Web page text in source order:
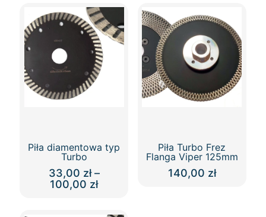
Piła diamentowa typ
Turbo
33,00 zł –
100,00 złZakres
Piła Turbo Frez
Flanga Viper 125mm
140,00 zł